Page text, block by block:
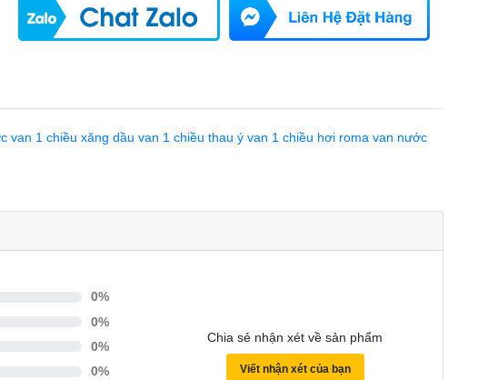
van 1 chiều xăng dầu van 1 chiều thau ý van 1 chiều hơi roma van nước
0%
0%
0%
0%
Chia sẻ nhận xét về sản phẩm
Viết nhận xét của bạn